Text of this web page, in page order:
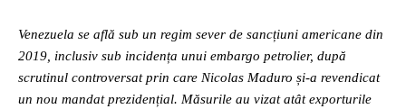
Venezuela se află sub un regim sever de sancțiuni americane din
2019, inclusiv sub incidența unui embargo petrolier, după
scrutinul controversat prin care Nicolas Maduro și-a revendicat
un nou mandat prezidențial. Măsurile au vizat atât exporturile